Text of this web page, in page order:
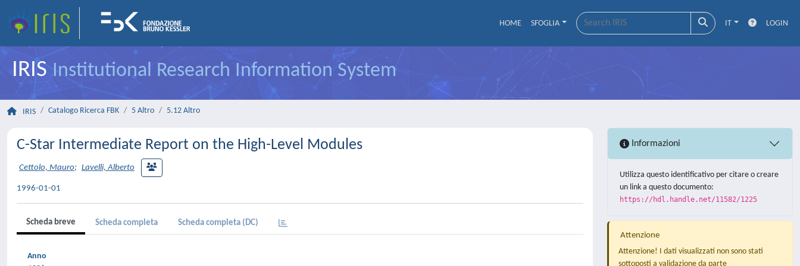
HOME SFOGLIA IT LOGIN
IRISInstitutional Research Information System
IRIS Catalogo Ricerca FBK 5 Altro 5.12 Altro
C-Star Intermediate Report on the High-Level Modules
Cettolo, Mauro; Lavelli, Alberto
1996-01-01
Scheda breve Scheda completa Scheda completa (DC)
Anno
Informazioni
Utilizza questo identificativo per citare o creare
un link a questo documento:
https://hdl.handle.net/11582/1225
Attenzione
Attenzione! I dati visualizzati non sono stati
sottoposti a validazione da parte